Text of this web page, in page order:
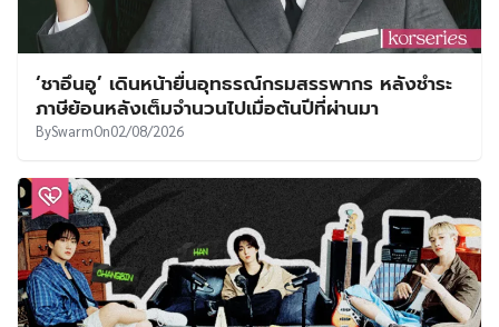
‘ชาอึนอู’ เดินหน้ายื่นอุทธรณ์กรมสรรพากร หลังชำระ
ภาษีย้อนหลังเต็มจำนวนไปเมื่อต้นปีที่ผ่านมา
BySwarmOn02/08/2026